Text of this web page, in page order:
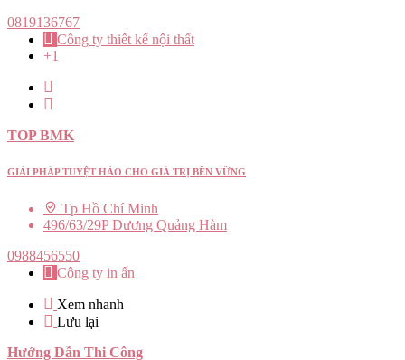
0819136767
Công ty thiết kế nội thất
+1
TOP BMK
GIẢI PHÁP TUYỆT HẢO CHO GIÁ TRỊ BỀN VỮNG
Tp Hồ Chí Minh
496/63/29P Dương Quảng Hàm
0988456550
Công ty in ấn
Xem nhanh
Lưu lại
Hướng Dẫn Thi Công